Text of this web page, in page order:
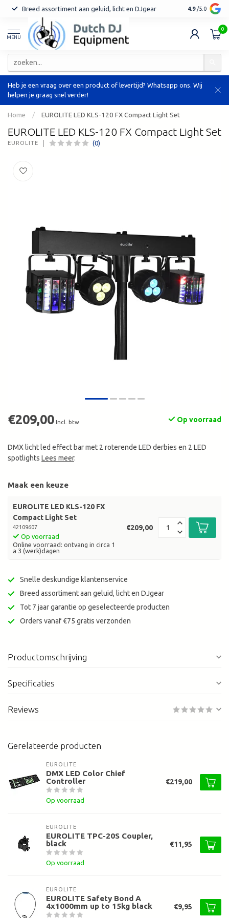
Breed assortiment aan geluid, licht en DJgear Tot 7 jaar
4.9 /5.0
MENU
0
Heb je een vraag over een product of levertijd? Whatsapp ons. Wij
helpen je graag snel verder!
Home / EUROLITE LED KLS-120 FX Compact Light Set
EUROLITE LED KLS-120 FX Compact Light Set
EUROLITE (0)
€209,00 Incl. btw Op voorraad
DMX licht led effect bar met 2 roterende LED derbies en 2 LED
spotlights Lees meer.
Maak een keuze
EUROLITE LED KLS-120 FX
Compact Light Set
42109607
Op voorraad
Online voorraad: ontvang in circa 1
a 3 (werk)dagen
€209,00
Snelle deskundige klantenservice
Breed assortiment aan geluid, licht en DJgear
Tot 7 jaar garantie op geselecteerde producten
Orders vanaf €75 gratis verzonden
Productomschrijving
Specificaties
Reviews
Gerelateerde producten
EUROLITE
DMX LED Color Chief
Controller
Op voorraad
€219,00
EUROLITE
EUROLITE TPC-20S Coupler,
black
Op voorraad
€11,95
EUROLITE
EUROLITE Safety Bond A
4x1000mm up to 15kg black
€9,95